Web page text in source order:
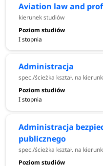
Aviation law and
kierunek studiów
I stopnia
Administracja
spec./ścieżka kształ. na
I stopnia
Administracja
publicznego
spec./ścieżka kształ. na